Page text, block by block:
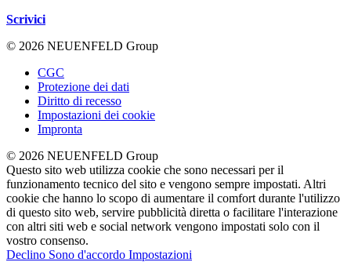
Scrivici
© 2026 NEUENFELD Group
CGC
Protezione dei dati
Diritto di recesso
Impostazioni dei cookie
Impronta
© 2026 NEUENFELD Group
Questo sito web utilizza cookie che sono necessari per il
funzionamento tecnico del sito e vengono sempre impostati. Altri
cookie che hanno lo scopo di aumentare il comfort durante l'utilizzo
di questo sito web, servire pubblicità diretta o facilitare l'interazione
con altri siti web e social network vengono impostati solo con il
vostro consenso.
Declino Sono d'accordo Impostazioni